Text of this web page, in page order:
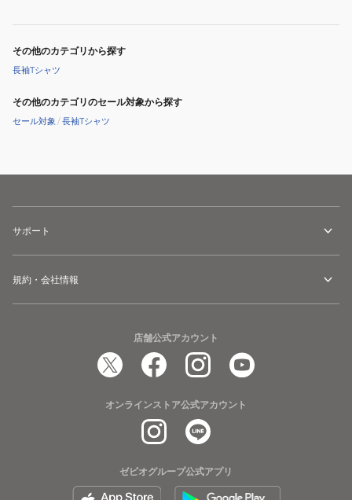
その他のカテゴリから探す
長袖Tシャツ
その他のカテゴリのセール対象から探す
セール対象 /長袖Tシャツ
サポート
規約・会社情報
店舗公式アカウント
オンラインストア公式アカウント
ゼビオグループ公式アプリ